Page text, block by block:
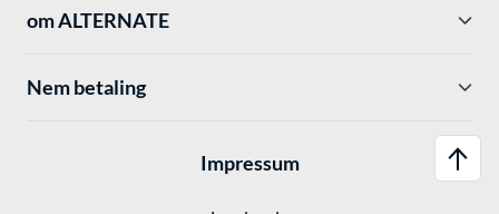
om ALTERNATE
Nem betaling
Impressum